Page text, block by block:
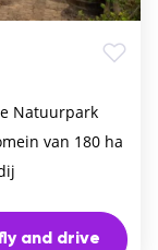
Natuurpark
van 180 ha
and drive